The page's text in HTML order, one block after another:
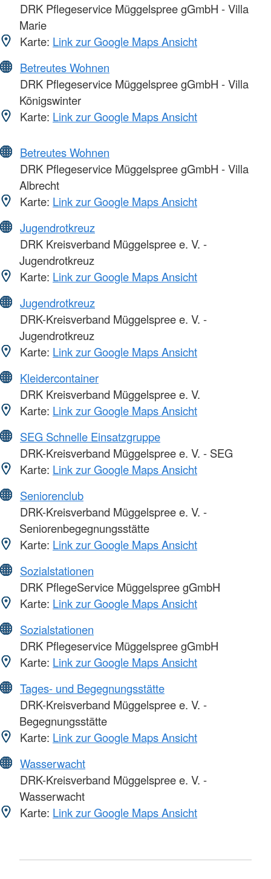
DRK Pflegeservice Müggelspree gGmbH - Villa
Marie
Karte: Link zur Google Maps Ansicht
Betreutes Wohnen
DRK Pflegeservice Müggelspree gGmbH - Villa
Königswinter
Karte: Link zur Google Maps Ansicht
Betreutes Wohnen
DRK Pflegeservice Müggelspree gGmbH - Villa
Albrecht
Karte: Link zur Google Maps Ansicht
Jugendrotkreuz
DRK Kreisverband Müggelspree e. V. -
Jugendrotkreuz
Karte: Link zur Google Maps Ansicht
Jugendrotkreuz
DRK-Kreisverband Müggelspree e. V. -
Jugendrotkreuz
Karte: Link zur Google Maps Ansicht
Kleidercontainer
DRK Kreisverband Müggelspree e. V.
Karte: Link zur Google Maps Ansicht
SEG Schnelle Einsatzgruppe
DRK-Kreisverband Müggelspree e. V. - SEG
Karte: Link zur Google Maps Ansicht
Seniorenclub
DRK-Kreisverband Müggelspree e. V. -
Seniorenbegegnungsstätte
Karte: Link zur Google Maps Ansicht
Sozialstationen
DRK PflegeService Müggelspree gGmbH
Karte: Link zur Google Maps Ansicht
Sozialstationen
DRK Pflegeservice Müggelspree gGmbH
Karte: Link zur Google Maps Ansicht
Tages- und Begegnungsstätte
DRK-Kreisverband Müggelspree e. V. -
Begegnungsstätte
Karte: Link zur Google Maps Ansicht
Wasserwacht
DRK-Kreisverband Müggelspree e. V. -
Wasserwacht
Karte: Link zur Google Maps Ansicht